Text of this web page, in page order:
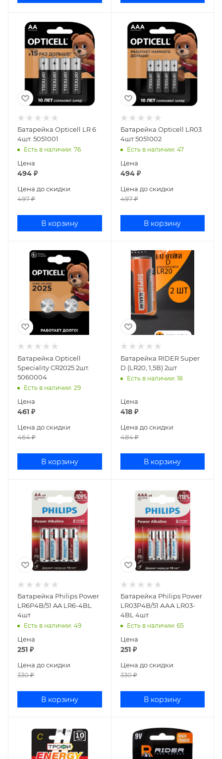
Батарейка Opticell LR 6
4шт. 5051001
Есть в наличии: 76
Цена
494 ₽
Цена до скидки
497₽
В корзину
Батарейка Opticell LR03
4шт 5051002
Есть в наличии: 47
Цена
494₽
Цена до скидки
497₽
В корзину
Батарейка Opticell
Speciality CR2025 2шт.
5060004
Есть в наличии: 29
Цена
461 ₽
Цена до скидки
464₽
В корзину
Батарейка RIDER Super
D (LR20, 1,5В) 2шт
Есть в наличии: 18
Цена
418₽
Цена до скидки
484₽
В корзину
Батарейка Philips Power
LR6P4B/51 AA LR6-4BL
4шт
Есть в наличии: 49
Цена
251 ₽
Цена до скидки
330₽
В корзину
Батарейка Philips Power
LR03P4B/51 ААА LR03-
4BL 4шт
Есть в наличии: 65
Цена
251₽
Цена до скидки
330₽
В корзину